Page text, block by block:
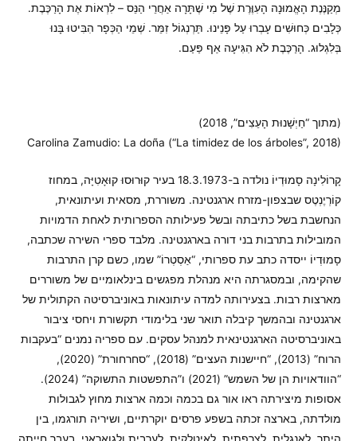
מְקַנֶּנֶת הָאֱמוּנָה הָעִוֶּרֶת שֶׁל מִי שֶׁתָּרָה אַחֲרֵי הַנֵּס – לִרְאוֹת אֶת הָרַכֶּבֶת.
כְּלָבִים כְּחוּשִׁים עָבְרוּ עַל פָּנֵינוּ. תַּרְנְגוֹל זִמֵּר. שְׁמֵי הַכְּפָר הִבִּיטוּ בָּנוּ
בְּלִגְלוּג. הָרַכֶּבֶת לֹא הִגִּיעָה אַף פַּעַם.
(מתוך “חַיְשָׁנוּת הָעֵצִים”, 2018)
Carolina Zamudio: La doña (“La timidez de los árboles”, 2018)
קָרוֹלִינָה סָמוּדְיוֹ נולדה ב-18.3.1973 בעיר קוּרוּסוּ קוּאָטִיָּה, במחוז
קוֹרְיֶנְטֶס שבצפון-מזרח ארגנטינה. משוררת, מסאית ועיתונאית,
הנחשבת בשל כתיבתה ובשל פעילותה הספרותית לאחת הדמויות
המובילות בתרבות בני דורה בארגנטינה. מלבד ספרי השירה שכתבה,
סָמוּדְיוֹ ייסדה כתב עת ספרותי, “אַסְטְרוֹ” שמו, כשם קרן התרבות
שהקימה, ובמסגרתה היא מנהלת מפגשים בינלאומיים של משוררים
מארצות רבות. בצעירותה למדה עיתונאות באוניברסיטה הקתולית של
ארגנטינה ובהמשך קיבלה תואר שני בלימודי תקשורת ויחסי ציבור
באוניברסיטה הארגנטינאית למנהל עסקים. עם ספריה נמנים “בעקבות
הרוח” (2013), “חיישנות העצים” (2018), “סחרחורת” (2020),
“הוודאויות הן של השמש” (2021) ו”התפשטות התשוקה” (2024).
אסופות מיצירתה ראו אור גם בכמה וכמה ארצות מחוץ לגבולות
מולדתה, בארצה זכתה בשפע פרסים יוקרתיים, ושיריה תורגמו, בין
היתר, לאנגלית, לצרפתית, לאיטלקית, לערבית ולגואראני. בעבר חייתה